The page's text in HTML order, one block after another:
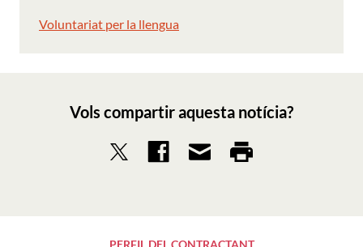
Voluntariat per la llengua
Vols compartir aquesta notícia?
PERFIL DEL CONTRACTANT